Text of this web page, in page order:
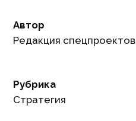
Автор
Редакция спецпроектов
Рубрика
Стратегия